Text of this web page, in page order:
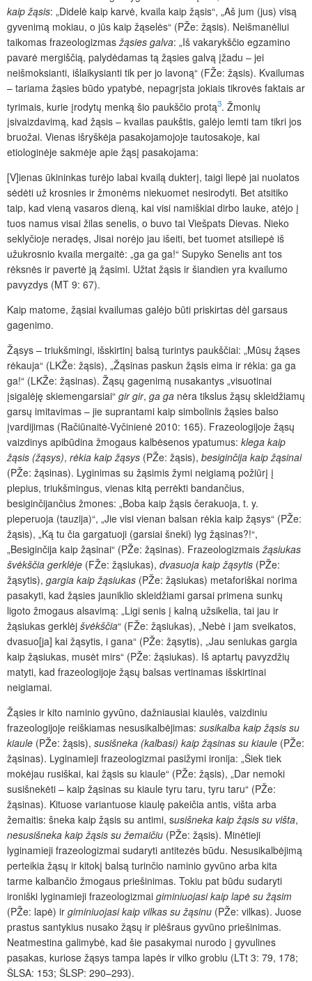
kaip žąsis: „Didelė kaip karvė, kvaila kaip žąsis“, „Aš jum (jus) visą
gyvenimą mokiau, o jūs kaip žąselės“ (PŽe: žąsis). Neišmanėliui
taikomas frazeologizmas žąsies galva: „Iš vakarykščio egzamino
pavarė mergiščią, palydėdamas tą žąsies galvą įžadu – jei
neišmoksianti, išlaikysianti tik per jo lavoną“ (FŽe: žąsis). Kvailumas
– tariama žąsies būdo ypatybė, nepagrįsta jokiais tikrovės faktais ar
tyrimais, kurie įrodytų menką šio paukščio protą3. Žmonių
įsivaizdavimą, kad žąsis – kvailas paukštis, galėjo lemti tam tikri jos
bruožai. Vienas išryškėja pasakojamojoje tautosakoje, kai
etiologinėje sakmėje apie žąsį pasakojama:
[V]ienas ūkininkas turėjo labai kvailą dukterį, taigi liepė jai nuolatos
sėdėti už krosnies ir žmonėms niekuomet nesirodyti. Bet atsitiko
taip, kad vieną vasaros dieną, kai visi namiškiai dirbo lauke, atėjo į
tuos namus visai žilas senelis, o buvo tai Viešpats Dievas. Nieko
seklyčioje neradęs, Jisai norėjo jau išeiti, bet tuomet atsiliepė iš
užukrosnio kvaila mergaitė: „ga ga ga!“ Supyko Senelis ant tos
rėksnės ir pavertė ją žąsimi. Užtat žąsis ir šiandien yra kvailumo
pavyzdys (MT 9: 67).
Kaip matome, žąsiai kvailumas galėjo būti priskirtas dėl garsaus
gagenimo.
Žąsys – triukšmingi, išskirtinį balsą turintys paukščiai: „Mūsų žąses
rėkauja“ (LKŽe: žąsis), „Žąsinas paskun žąsis eima ir rėkia: ga ga
ga!“ (LKŽe: žąsinas). Žąsų gagenimą nusakantys „visuotinai
įsigalėję skiemengarsiai“ gir gir, ga ga nėra tikslus žąsų skleidžiamų
garsų imitavimas – jie suprantami kaip simbolinis žąsies balso
įvardijimas (Račiūnaitė-Vyčinienė 2010: 165). Frazeologijoje žąsų
vaizdinys apibūdina žmogaus kalbėsenos ypatumus: klega kaip
žąsis (žąsys), rėkia kaip žąsys (PŽe: žąsis), besiginčija kaip žąsinai
(PŽe: žąsinas). Lyginimas su žąsimis žymi neigiamą požiūrį į
plepius, triukšmingus, vienas kitą perrėkti bandančius,
besiginčijančius žmones: „Boba kaip žąsis čerakuoja, t. y.
pleperuoja (tauzija)“, „Jie visi vienan balsan rėkia kaip žąsys“ (PŽe:
žąsis), „Ką tu čia gargatuoji (garsiai šneki) lyg žąsinas?!“,
„Besiginčija kaip žąsinai“ (PŽe: žąsinas). Frazeologizmaisžąsiukas
švėkščia gerklėje (FŽe: žąsiukas), dvasuoja kaip žąsytis (PŽe:
žąsytis), gargia kaip žąsiukas (PŽe: žąsiukas) metaforiškai norima
pasakyti, kad žąsies jauniklio skleidžiami garsai primena sunkų
ligoto žmogaus alsavimą: „Ligi senis į kalną užsikelia, tai jau ir
žąsiukas gerklėj švėkščia“ (FŽe: žąsiukas), „Nebė i jam sveikatos,
dvasuo[ja] kai žąsytis, i gana“ (PŽe: žąsytis), „Jau seniukas gargia
kaip žąsiukas, musėt mirs“ (PŽe: žąsiukas). Iš aptartų pavyzdžių
matyti, kad frazeologijoje žąsų balsas vertinamas išskirtinai
neigiamai.
Žąsies ir kito naminio gyvūno, dažniausiai kiaulės, vaizdiniu
frazeologijoje reiškiamas nesusikalbėjimas: susikalba kaip žąsis su
kiaule (PŽe: žąsis), susišneka (kalbasi) kaip žąsinas su kiaule (PŽe:
žąsinas). Lyginamieji frazeologizmai pasižymi ironija: „Šiek tiek
mokėjau rusiškai, kai žąsis su kiaule“ (PŽe: žąsis), „Dar nemoki
susišnekėti – kaip žąsinas su kiaule tyru taru, tyru taru“ (PŽe:
žąsinas). Kituose variantuose kiaulę pakeičia antis, višta arba
žemaitis: šneka kaip žąsis su antimi, susišneka kaip žąsis su višta,
nesusišneka kaip žąsis su žemaičiu (PŽe: žąsis). Minėtieji
lyginamieji frazeologizmai sudaryti antitezės būdu. Nesusikalbėjimą
perteikia žąsų ir kitokį balsą turinčio naminio gyvūno arba kita
tarme kalbančio žmogaus priešinimas. Tokiu pat būdu sudaryti
ironiški lyginamieji frazeologizmai giminiuojasi kaip lapė su žąsim
(PŽe: lapė) ir giminiuojasi kaip vilkas su žąsinu (PŽe: vilkas). Juose
prastus santykius nusako žąsų ir plėšraus gyvūno priešinimas.
Neatmestina galimybė, kad šie pasakymai nurodo į gyvulines
pasakas, kuriose žąsys tampa lapės ir vilko grobiu (LTt 3: 79, 178;
ŠLSA: 153; ŠLSP: 290–293).